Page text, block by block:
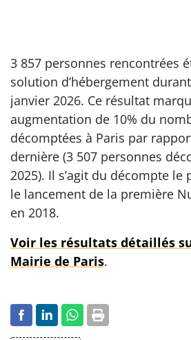
3 857 personnes rencontrées
solution d’hébergement
janvier 2026. Ce résultat
augmentation de 10% du
décomptées à Paris par
dernière (3 507 personnes
2025). Il s’agit du décompte le
le lancement de la première
en 2018.
Voir les résultats détaillés
Mairie de Paris.